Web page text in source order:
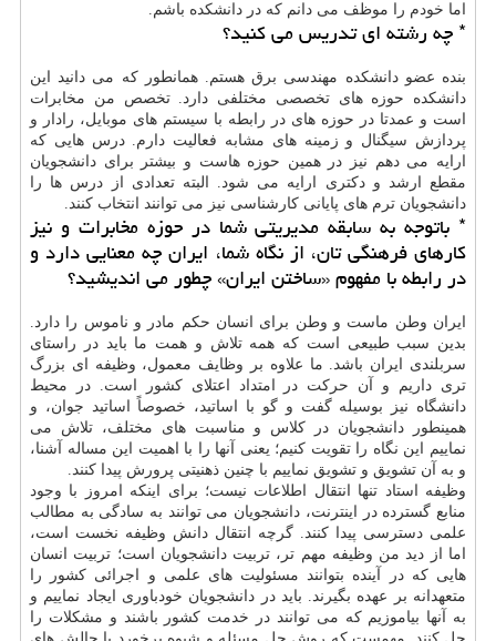
اما خودم را موظف می دانم که در دانشکده باشم.
* چه رشته ای تدریس می کنید؟
بنده عضو دانشکده مهندسی برق هستم. همانطور که می دانید این
دانشکده حوزه های تخصصی مختلفی دارد. تخصص من مخابرات
است و عمدتا در حوزه های در رابطه با سیستم های موبایل، رادار و
پردازش سیگنال و زمینه های مشابه فعالیت دارم. درس هایی که
ارایه می دهم نیز در همین حوزه هاست و بیشتر برای دانشجویان
مقطع ارشد و دکتری ارایه می شود. البته تعدادی از درس ها را
دانشجویان ترم های پایانی کارشناسی نیز می توانند انتخاب کنند.
* باتوجه به سابقه مدیریتی شما در حوزه مخابرات و نیز
کارهای فرهنگی تان، از نگاه شما، ایران چه معنایی دارد و
در رابطه با مفهوم «ساختن ایران» چطور می اندیشید؟
ایران وطن ماست و وطن برای انسان حکم مادر و ناموس را دارد.
بدین سبب طبیعی است که همه تلاش و همت ما باید در راستای
سربلندی ایران باشد. ما علاوه بر وظایف معمول، وظیفه ای بزرگ
تری داریم و آن حرکت در امتداد اعتلای کشور است. در محیط
دانشگاه نیز بوسیله گفت و گو با اساتید، خصوصاً اساتید جوان، و
همینطور دانشجویان در کلاس و مناسبت های مختلف، تلاش می
نماییم این نگاه را تقویت کنیم؛ یعنی آنها را با اهمیت این مساله آشنا،
و به آن تشویق و تشویق نماییم با چنین ذهنیتی پرورش پیدا کنند.
وظیفه استاد تنها انتقال اطلاعات نیست؛ برای اینکه امروز با وجود
منابع گسترده در اینترنت، دانشجویان می توانند به سادگی به مطالب
علمی دسترسی پیدا کنند. گرچه انتقال دانش وظیفه نخست است،
اما از دید من وظیفه مهم تر، تربیت دانشجویان است؛ تربیت انسان
هایی که در آینده بتوانند مسئولیت های علمی و اجرائی کشور را
متعهدانه بر عهده بگیرند. باید در دانشجویان خودباوری ایجاد نماییم و
به آنها بیاموزیم که می توانند در خدمت کشور باشند و مشکلات را